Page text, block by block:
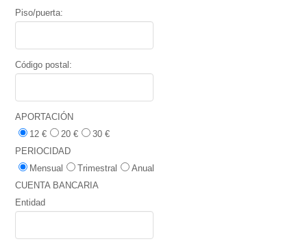
Piso/puerta:
Código postal:
APORTACIÓN
12 €
20 €
30 €
PERIOCIDAD
Mensual
Trimestral
Anual
CUENTA BANCARIA
Entidad